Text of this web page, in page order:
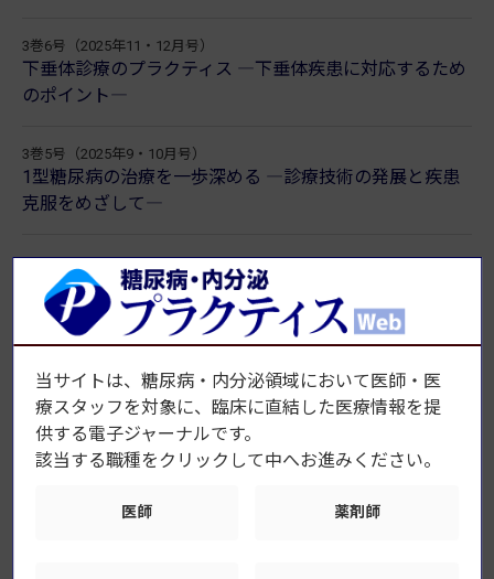
3巻6号（2025年11・12月号）
下垂体診療のプラクティス ―下垂体疾患に対応するため
のポイント―
3巻5号（2025年9・10月号）
1型糖尿病の治療を一歩深める ―診療技術の発展と疾患
克服をめざして―
新着論文
2026年8月6日
5．二次性高血圧の管理
当サイトは、糖尿病・内分泌領域において医師・医
療スタッフを対象に、臨床に直結した医療情報を提
供する電子ジャーナルです。
該当する職種をクリックして中へお進みください。
医師 薬剤師